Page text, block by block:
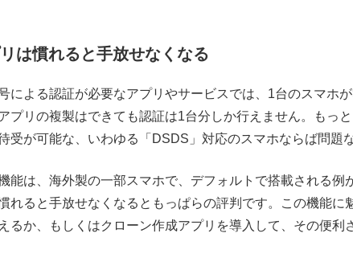
は慣れると手放せなくなる
による認証が必要なアプリやサービスでは、1台のスマホ
プリの複製はできても認証は1台分しか行えません。もっ
受が可能な、いわゆる「DSDS」対応のスマホならば問題
能は、海外製の一部スマホで、デフォルトで搭載される例
れると手放せなくなるともっぱらの評判です。この機能に
るか、もしくはクローン作成アプリを導入して、その便利